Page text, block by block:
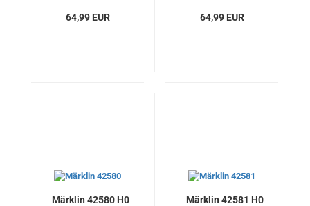
64,99 EUR
64,99 EUR
Märklin 42580 H0
Märklin 42581 H0